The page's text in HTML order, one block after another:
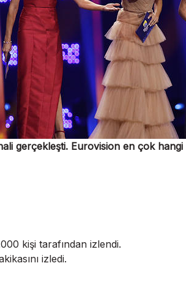
gerçekleşti. Eurovision en çok
kişi tarafından izlendi.
izledi.